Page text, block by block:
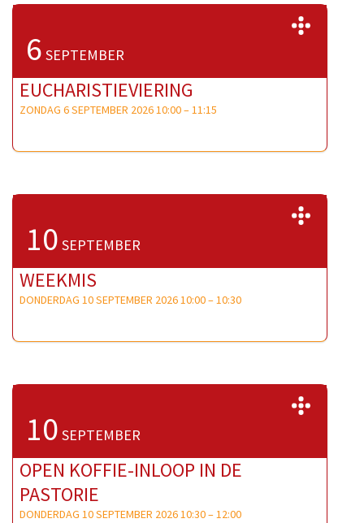
EUCHARISTIEVIERING
6 SEPTEMBER
ZONDAG 6 SEPTEMBER 2026 10:00– 11:15
WEEKMIS
10 SEPTEMBER
DONDERDAG 10 SEPTEMBER 2026 10:00–10:30
OPEN KOFFIE-INLOOP IN DE
PASTORIE
10 SEPTEMBER
DONDERDAG 10 SEPTEMBER 2026 10:30–12:00